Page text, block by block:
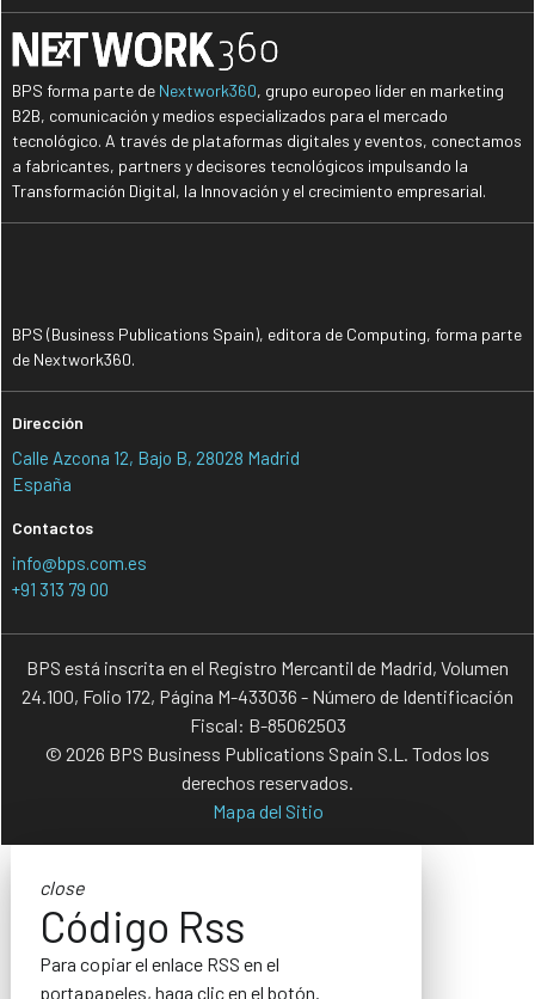
BPS forma parte de Nextwork360, grupo europeo líder en marketing
B2B, comunicación y medios especializados para el mercado
tecnológico. A través de plataformas digitales y eventos, conectamos
a fabricantes, partners y decisores tecnológicos impulsando la
Transformación Digital, la Innovación y el crecimiento empresarial.
BPS (Business Publications Spain), editora de Computing, forma parte
de Nextwork360.
Dirección
Calle Azcona 12, Bajo B, 28028 Madrid
España
Contactos
info@bps.com.es
+91 313 79 00
BPS está inscrita en el Registro Mercantil de Madrid, Volumen
24.100, Folio 172, Página M-433036 - Número de Identificación
Fiscal: B-85062503
© 2026 BPS Business Publications Spain S.L. Todos los
derechos reservados.
Mapa del Sitio
close
Código Rss
Para copiar el enlace RSS en el
portapapeles, haga clic en el botón.